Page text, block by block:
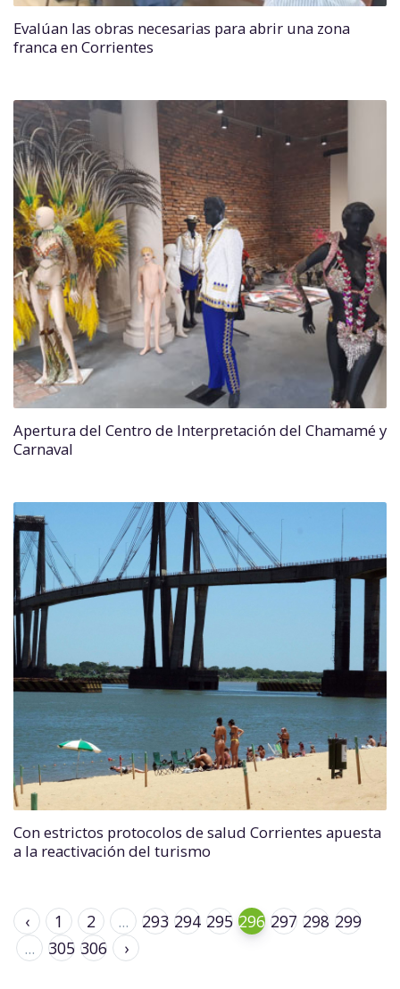
Evalúan las obras necesarias para abrir una zona
franca en Corrientes
Apertura del Centro de Interpretación del Chamamé y
Carnaval
Con estrictos protocolos de salud Corrientes apuesta
a la reactivación del turismo
‹ 1 2 ... 293 294 295 296 297 298 299
...
305 306 ›